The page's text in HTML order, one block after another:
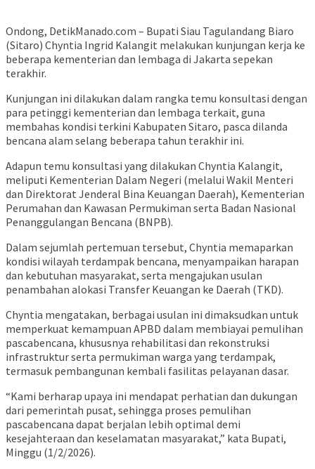
Ondong, DetikManado.com – Bupati Siau Tagulandang Biaro
(Sitaro) Chyntia Ingrid Kalangit melakukan kunjungan kerja ke
beberapa kementerian dan lembaga di Jakarta sepekan
terakhir.
Kunjungan ini dilakukan dalam rangka temu konsultasi dengan
para petinggi kementerian dan lembaga terkait, guna
membahas kondisi terkini Kabupaten Sitaro, pasca dilanda
bencana alam selang beberapa tahun terakhir ini.
Adapun temu konsultasi yang dilakukan Chyntia Kalangit,
meliputi Kementerian Dalam Negeri (melalui Wakil Menteri
dan Direktorat Jenderal Bina Keuangan Daerah), Kementerian
Perumahan dan Kawasan Permukiman serta Badan Nasional
Penanggulangan Bencana (BNPB).
Dalam sejumlah pertemuan tersebut, Chyntia memaparkan
kondisi wilayah terdampak bencana, menyampaikan harapan
dan kebutuhan masyarakat, serta mengajukan usulan
penambahan alokasi Transfer Keuangan ke Daerah (TKD).
Chyntia mengatakan, berbagai usulan ini dimaksudkan untuk
memperkuat kemampuan APBD dalam membiayai pemulihan
pascabencana, khususnya rehabilitasi dan rekonstruksi
infrastruktur serta permukiman warga yang terdampak,
termasuk pembangunan kembali fasilitas pelayanan dasar.
“Kami berharap upaya ini mendapat perhatian dan dukungan
dari pemerintah pusat, sehingga proses pemulihan
pascabencana dapat berjalan lebih optimal demi
kesejahteraan dan keselamatan masyarakat,” kata Bupati,
Minggu (1/2/2026).